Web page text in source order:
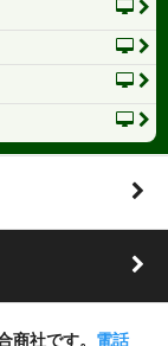
商社です。 電話